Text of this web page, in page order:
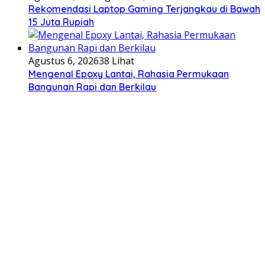
Rekomendasi Laptop Gaming Terjangkau di Bawah
15 Juta Rupiah
Agustus 6, 202638 Lihat
Mengenal Epoxy Lantai, Rahasia Permukaan
Bangunan Rapi dan Berkilau